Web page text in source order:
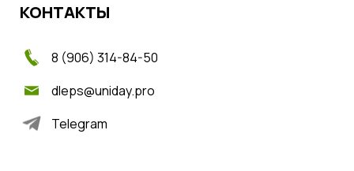
КОНТАКТЫ
8 (906) 314-84-50
dleps@uniday.pro
Telegram